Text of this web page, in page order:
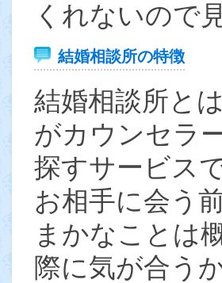
くれないので
結婚相談所の特徴
結婚相談所と
がカウンセラ
探すサービスで
お相手に会う
まかなことは
際に気が合う